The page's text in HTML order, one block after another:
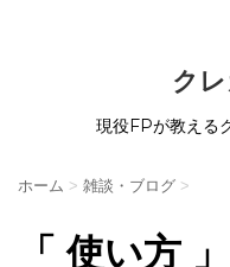
ク
現役FPが教える
ホーム > 雑談・ブログ >
「 使い方